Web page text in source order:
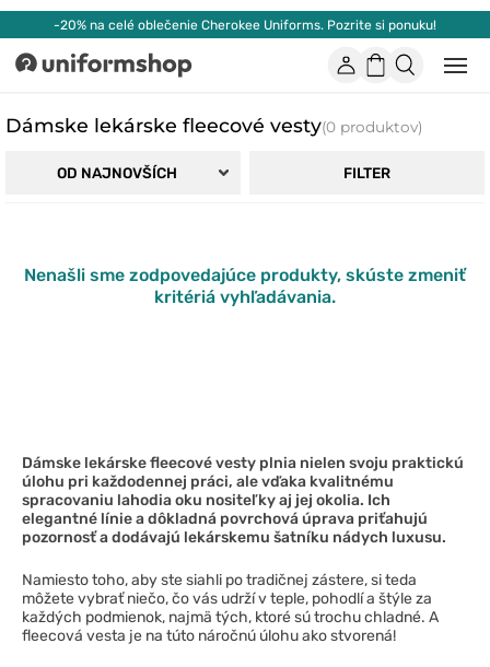
-20% na celé oblečenie Cherokee Uniforms. Pozrite si ponuku!
Uniformshop ÚčetNákupný
Dámske lekárske fleecové vesty(0 produktov)
OD NAJNOVŠÍCH FILTER
Nenašli sme zodpovedajúce produkty, skúste zmeniť
kritériá vyhľadávania.
Dámske lekárske fleecové vesty plnia nielen svoju praktickú
úlohu pri každodennej práci, ale vďaka kvalitnému
spracovaniu lahodia oku nositeľky aj jej okolia. Ich
elegantné línie a dôkladná povrchová úprava priťahujú
pozornosť a dodávajú lekárskemu šatníku nádych luxusu.
Namiesto toho, aby ste siahli po tradičnej zástere, si teda
môžete vybrať niečo, čo vás udrží v teple, pohodlí a štýle za
každých podmienok, najmä tých, ktoré sú trochu chladné. A
fleecová vesta je na túto náročnú úlohu ako stvorená!